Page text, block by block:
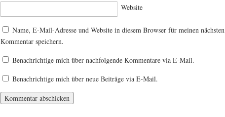
Website
Name, E-Mail-Adresse und Website in diesem Browser für meinen nächsten
Kommentar speichern.
Benachrichtige mich über nachfolgende Kommentare via E-Mail.
Benachrichtige mich über neue Beiträge via E-Mail.